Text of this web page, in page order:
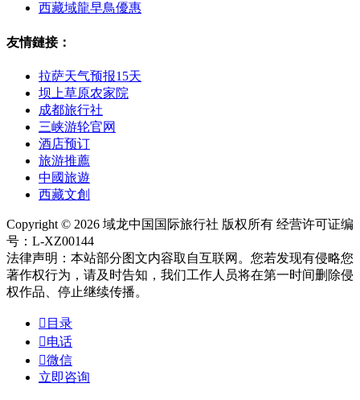
西藏域龍早鳥優惠
友情鏈接：
拉萨天气预报15天
坝上草原农家院
成都旅行社
三峡游轮官网
酒店预订
旅游推薦
中國旅遊
西藏文創
Copyright © 2026 域龙中国国际旅行社 版权所有 经营许可证编
号：L-XZ00144
法律声明：本站部分图文内容取自互联网。您若发现有侵略您
著作权行为，请及时告知，我们工作人员将在第一时间删除侵
权作品、停止继续传播。
 目录
电话
微信
立即咨询